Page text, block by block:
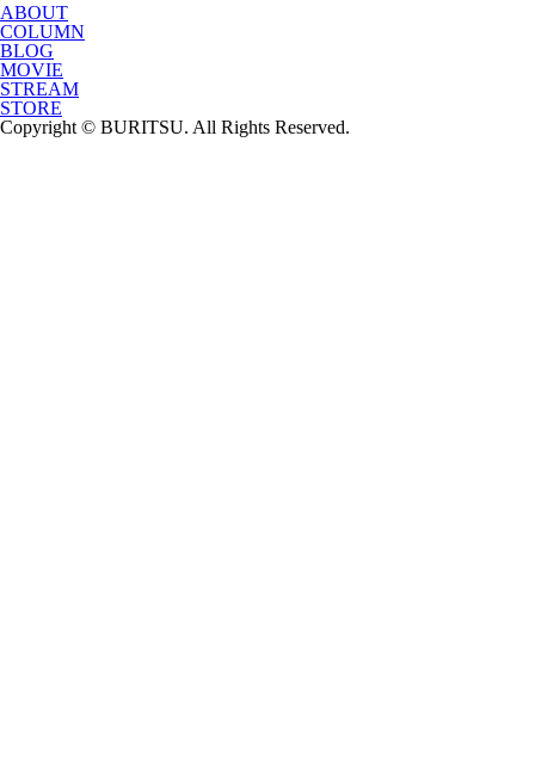
ABOUT
COLUMN
BLOG
MOVIE
STREAM
STORE
Copyright © BURITSU. All Rights Reserved.